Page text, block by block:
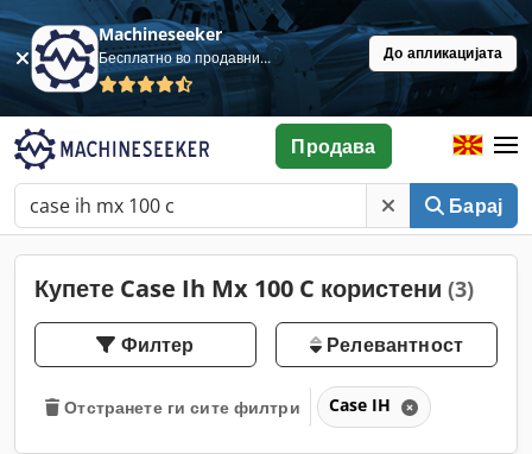
Machineseeker
Бесплатно во продавница До апликацијата
Барај
Продава
Купете Case Ih Mx 100 C користени (3)
Филтер Релевантност
Отстранете ги сите филтри Case IH